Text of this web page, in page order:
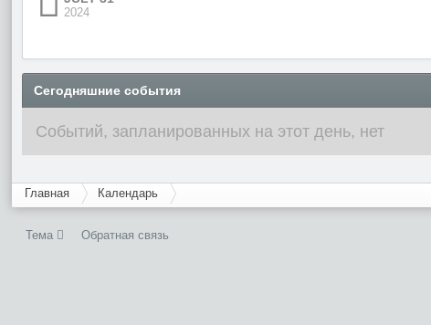
2024
Сегодняшние события
Событий, запланированных на этот день, нет
Главная Календарь
Тема Обратная связь